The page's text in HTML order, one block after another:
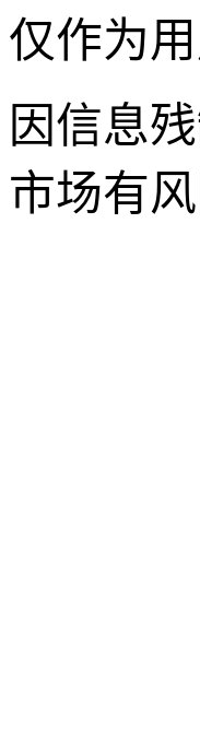
仅作为
因信息
市场有